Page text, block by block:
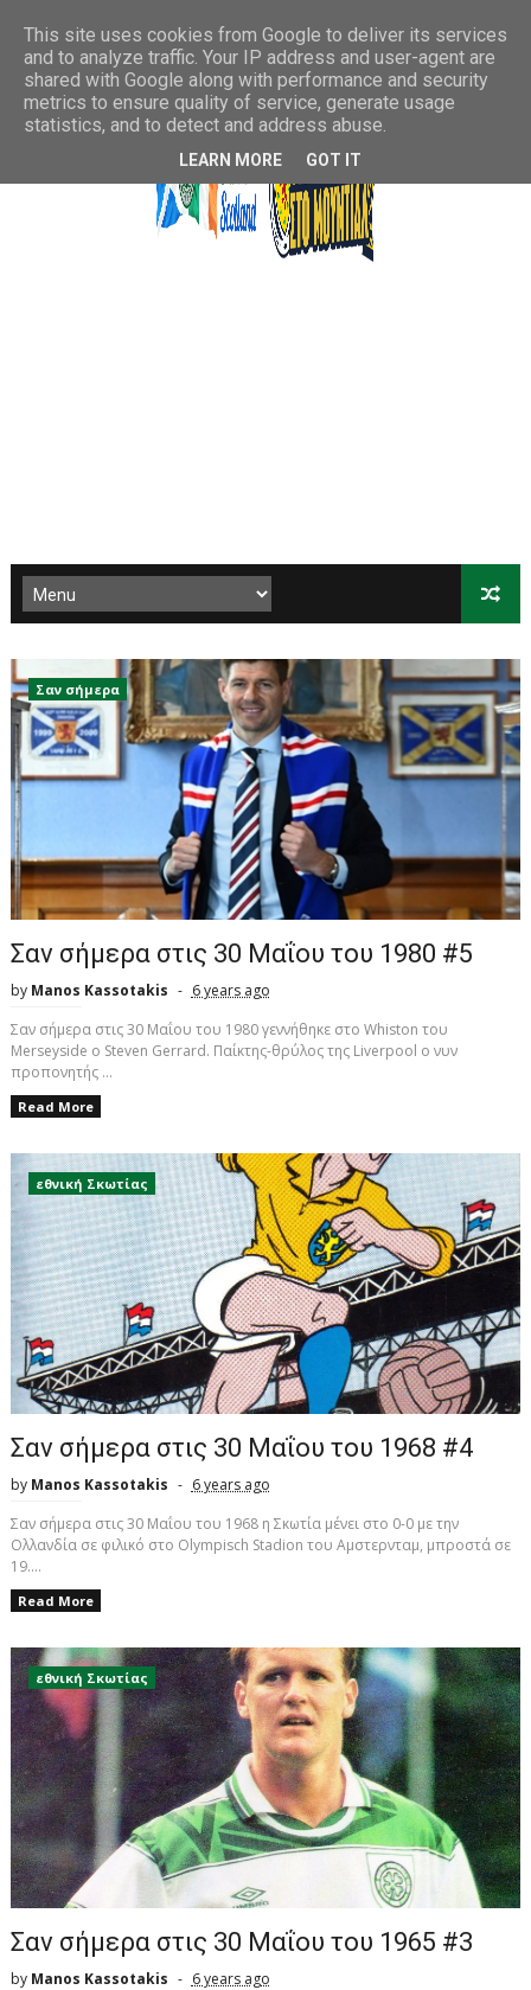
Σαν σήμερα
Σαν σήμερα στις 30 Μαΐου του 1980 #5
by Manos Kassotakis
6 years ago
Σαν σήμερα στις 30 Μαΐου του 1980 γεννήθηκε στο Whiston του
Merseyside o Steven Gerrard. Παίκτης-θρύλος της Liverpool ο νυν
προπονητής ...
Read More
εθνική Σκωτίας
Σαν σήμερα στις 30 Μαΐου του 1968 #4
by Manos Kassotakis
6 years ago
Σαν σήμερα στις 30 Μαΐου του 1968 η Σκωτία μένει στο 0-0 με την
Ολλανδία σε φιλικό στο Olympisch Stadion του Αμστερνταμ, μπροστά σε
19....
Read More
εθνική Σκωτίας
Σαν σήμερα στις 30 Μαΐου του 1965 #3
by Manos Kassotakis
6 years ago
This site uses cookies from Google to deliver its services
and to analyze traffic. Your IP address and user-agent are
shared with Google along with performance and security
metrics to ensure quality of service, generate usage
statistics, and to detect and address abuse.
LEARN MORE GOT IT